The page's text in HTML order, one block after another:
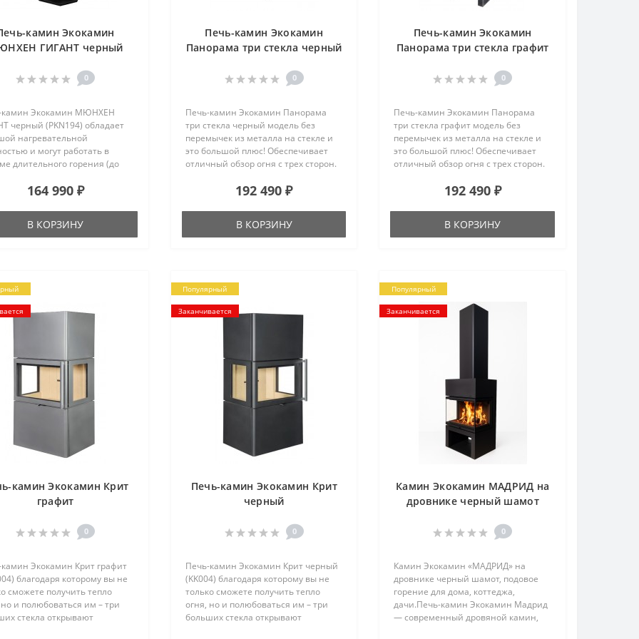
камин Экокамин
ГИГАНТ черный
0
камин Экокамин МЮНХЕН
черный (PKN194) обладает
нагревательной
и могут работать в
длительного горения (до
из основных источником
классическом дизайне,
порошковой краской черного
164 990 ₽
В КОРЗИНУ
Печь-камин Экокамин
Панорама три стекла черный
0
Печь-камин Экокамин Панорама
три стекла черный модель без
перемычек из металла на стекле и
это большой плюс! Обеспечивает
отличный обзор огня с трех сторон.
загородный дом площадью до 100
Панорама три
стекла черный благодаря своей
192 490 ₽
В КОРЗИНУ
Печь-камин Экокамин
Панорама три стекла графит
0
Печь-камин Экокамин Панорама
три стекла графит модель без
перемычек из металла на стекле и
это большой плюс! Обеспечивает
отличный обзор огня с трех сторон.
загородный дом площадью до 100
Панорама три
стекла графит благодаря своей
192 490 ₽
В КОРЗИНУ
камин Экокамин Крит
графит
0
Экокамин Крит графит
благодаря которому вы не
сможете получить тепло
и полюбоваться им – три
стекла открывают
Популярный
Заканчивается
Печь-камин Экокамин Крит
черный
0
Печь-камин Экокамин Крит черный
(KK004) благодаря которому вы не
только сможете получить тепло
огня, но и полюбоваться им – три
больших стекла открывают
Популярный
Заканчивается
Камин Экокамин МАДРИД на
дровнике черный шамот
0
Камин Экокамин «МАДРИД» на
дровнике черный шамот, подовое
горение для дома, коттеджа,
дачи.Печь-камин Экокамин Мадрид
— современный дровяной камин,